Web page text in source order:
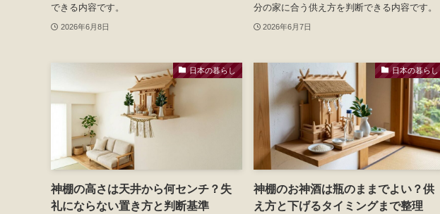
できる内容です。
2026年6月8日
分の家に合う供え方を判断できる内容です。
2026年6月7日
日本の暮らし
神棚の高さは天井から何センチ？失
礼にならない置き方と判断基準
日本の暮らし
神棚のお神酒は瓶のままでよい？供
え方と下げるタイミングまで整理